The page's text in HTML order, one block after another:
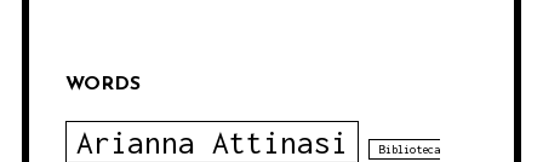
WORDS
Arianna Attinasi Biblioteca